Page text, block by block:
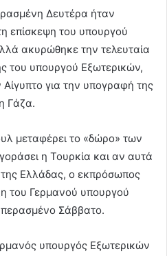
Δευτέρα ήταν
επίσκεψη του υπουργού
ακυρώθηκε την τελευταία
του υπουργού Εξωτερικών,
Αίγυπτο για την υπογραφή της
Γάζα.
μεταφέρει το «δώρο» των
η Τουρκία και αν αυτά
Ελλάδας, ο εκπρόσωπος
του Γερμανού υπουργού
Σάββατο.
υπουργός Εξωτερικών